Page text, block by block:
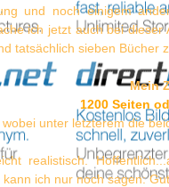
und noch einigem
ich jetzt auch bei
tatsächlich sieben Bücher
Mein
1200 Seiten
wobei unter letzterem die
realistisch.
ich nur noch sagen: